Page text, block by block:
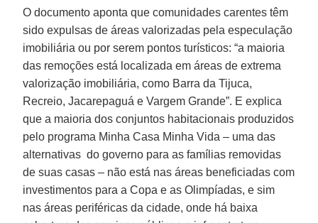
O documento aponta que comunidades carentes têm
sido expulsas de áreas valorizadas pela especulação
imobiliária ou por serem pontos turísticos: “a maioria
das remoções está localizada em áreas de extrema
valorização imobiliária, como Barra da Tijuca,
Recreio, Jacarepaguá e Vargem Grande”. E explica
que a maioria dos conjuntos habitacionais produzidos
pelo programa Minha Casa Minha Vida – uma das
alternativas do governo para as famílias removidas
de suas casas – não está nas áreas beneficiadas com
investimentos para a Copa e as Olimpíadas, e sim
nas áreas periféricas da cidade, onde há baixa